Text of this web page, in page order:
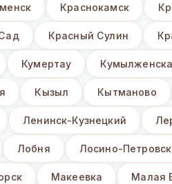
Краснокамск
Красный Сулин
Кумертау
Кызыл Кытманово
Ленинск-Кузнецкий
Лобня Лосино-
Макеевка Малая